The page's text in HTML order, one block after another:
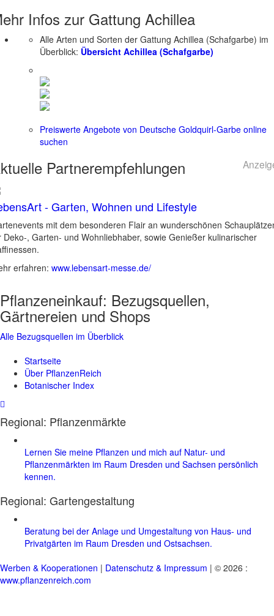
Infos zur Gattung Achillea
Alle Arten und Sorten der Gattung Achillea (Schafgarbe) im
Überblick: Übersicht Achillea (Schafgarbe)
Preiswerte Angebote von Deutsche Goldquirl-Garbe online
suchen
Partnerempfehlungen
- Garten, Wohnen und Lifestyle
mit dem besonderen Flair an wunderschönen
Deko-, Garten- und Wohnliebhaber, sowie Genießer kulinarischer
erfahren: www.lebensart-messe.de/
Pflanzeneinkauf: Bezugsquellen,
Gärtnereien und Shops
Alle Bezugsquellen im Überblick
Startseite
Über PflanzenReich
Botanischer Index
Regional: Pflanzenmärkte
Lernen Sie meine Pflanzen und mich auf Natur- und
Pflanzenmärkten im Raum Dresden und Sachsen persönlich
kennen.
Regional: Gartengestaltung
Beratung bei der Anlage und Umgestaltung von Haus- und
Privatgärten im Raum Dresden und Ostsachsen.
Werben & Kooperationen | Datenschutz & Impressum | © 2026 :
www.pflanzenreich.com